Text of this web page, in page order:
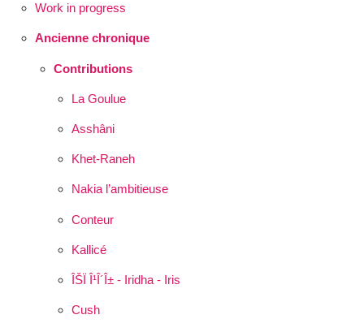
Work in progress
Ancienne chronique
Contributions
La Goulue
Asshâni
Khet-Raneh
Nakia l’ambitieuse
Conteur
Kallicé
ÎŠÏ Î¹Î´Î± - Iridha - Iris
Cush